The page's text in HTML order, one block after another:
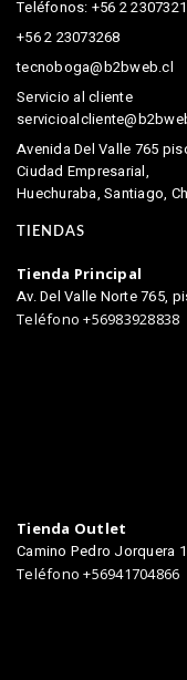
Teléfonos: +56 2
+56 2 23073268
tecnoboga@b2bweb.cl
Servicio al cliente
Avenida Del Valle 765
Ciudad Empresarial,
Huechuraba, Santiago,
TIENDAS
Tienda Principal
Av. Del Valle Norte 765,
Teléfono +56983928838
Tienda Outlet
Camino Pedro Jorquera
Teléfono +56941704866